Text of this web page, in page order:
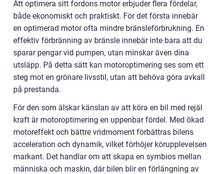
Att optimera sitt fordons motor erbjuder flera fördelar,
både ekonomiskt och praktiskt. För det första innebär
en optimerad motor ofta mindre bränsleförbrukning. En
effektiv förbränning av bränsle innebär inte bara att du
sparar pengar vid pumpen, utan minskar även dina
utsläpp. På detta sätt kan motoroptimering ses som ett
steg mot en grönare livsstil, utan att behöva göra avkall
på prestanda.
För den som älskar känslan av att köra en bil med rejäl
kraft är motoroptimering en uppenbar fördel. Med ökad
motoreffekt och bättre vridmoment förbättras bilens
acceleration och dynamik, vilket förhöjer körupplevelsen
markant. Det handlar om att skapa en symbios mellan
människa och maskin, där bilen blir en förlängning av